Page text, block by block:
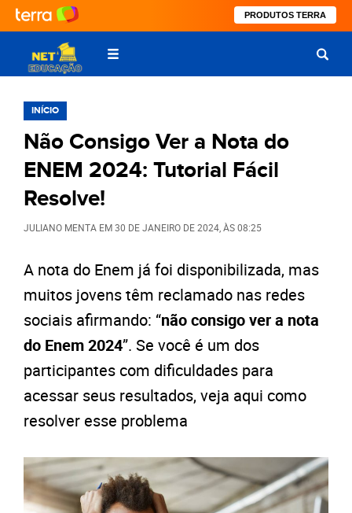
PRODUTOS TERRA
INÍCIO
Não Consigo Ver a Nota do
ENEM 2024: Tutorial Fácil
Resolve!
JULIANO MENTA EM30 DE JANEIRO DE 2024 , ÀS08:25
A nota do Enem já foi disponibilizada, mas
muitos jovens têm reclamado nas redes
sociais afirmando: “não consigo ver a nota
do Enem 2024”. Se você é um dos
participantes com dificuldades para
acessar seus resultados, veja aqui como
resolver esse problema